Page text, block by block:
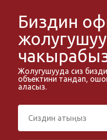
Биздин
Жолугушууда сиз
объектини тандап,
аласыз.